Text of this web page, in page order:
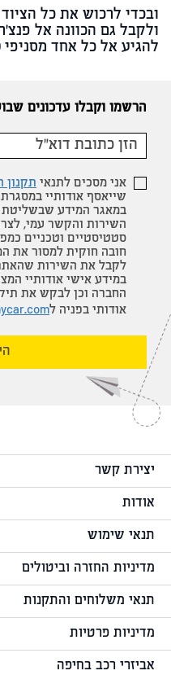
ובכדי לרכוש את כל
ולקבל גם הכוונה אל
להגיע אל כל אחד מסניפי
הרשמו וקבלו עדכונים
אני מסכים לתנאי תקנון
שייאסף אודותיי
במאגר המידע שבשליטת
השירות והקשר עמי,
סטטיסטיים וטכניים
חובה חוקית למסור את
לקבל את השירות שהאתר
במידע אישי אודותיי
החברה וכן לבקש את
אודותי בפניה ל
יצירת קשר
אודות
תנאי שימוש
מדיניות החזרה וביטולים
תנאי משלוחים והתקנות
מדיניות פרטיות
אביזרי רכב בחיפה